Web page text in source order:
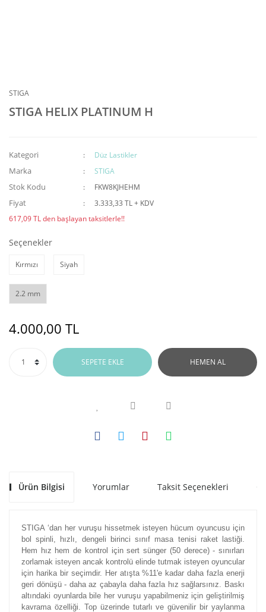
STIGA
STIGA HELIX PLATINUM H
Kategori Düz Lastikler
Marka STIGA
Stok Kodu FKW8KJHEHM
Fiyat
3.333,33 TL + KDV
617,09 TL den başlayan taksitlerle!!
Seçenekler
Kırmızı Siyah
2.2 mm
4.000,00 TL
SEPETE EKLE HEMEN AL
Ürün Bilgisi Yorumlar Taksit Seçenekleri
STIGA ‘dan her vuruşu hissetmek isteyen hücum oyuncusu için
bol spinli, hızlı, dengeli birinci sınıf masa tenisi raket lastiği.
Hem hız hem de kontrol için sert sünger (50 derece) - sınırları
zorlamak isteyen ancak kontrolü elinde tutmak isteyen oyuncular
için harika bir seçimdir. Her atışta %11'e kadar daha fazla enerji
geri dönüşü - daha az çabayla daha fazla hız sağlarsınız. Baskı
altındaki oyunlarda bile her vuruşu yapabilmeniz için geliştirilmiş
kavrama özelliği. Top üzerinde tutarlı ve güvenilir bir yaylanma